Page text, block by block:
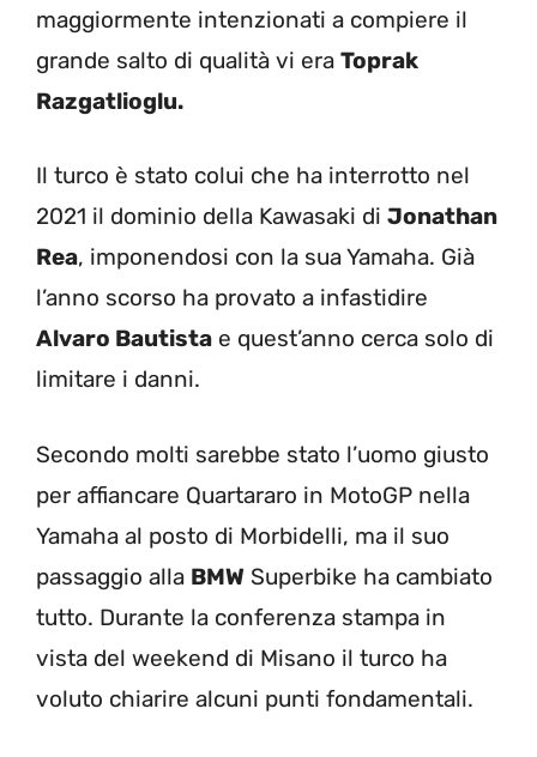
maggiormente intenzionati a compiere il
grande salto di qualità vi era Toprak
Razgatlioglu.
Il turco è stato colui che ha interrotto nel
2021 il dominio della Kawasaki di Jonathan
Rea, imponendosi con la sua Yamaha. Già
l’anno scorso ha provato a infastidire
Alvaro Bautista e quest’anno cerca solo di
limitare i danni.
Secondo molti sarebbe stato l’uomo giusto
per affiancare Quartararo in MotoGP nella
Yamaha al posto di Morbidelli, ma il suo
passaggio alla BMW Superbike ha cambiato
tutto. Durante la conferenza stampa in
vista del weekend di Misano il turco ha
voluto chiarire alcuni punti fondamentali.